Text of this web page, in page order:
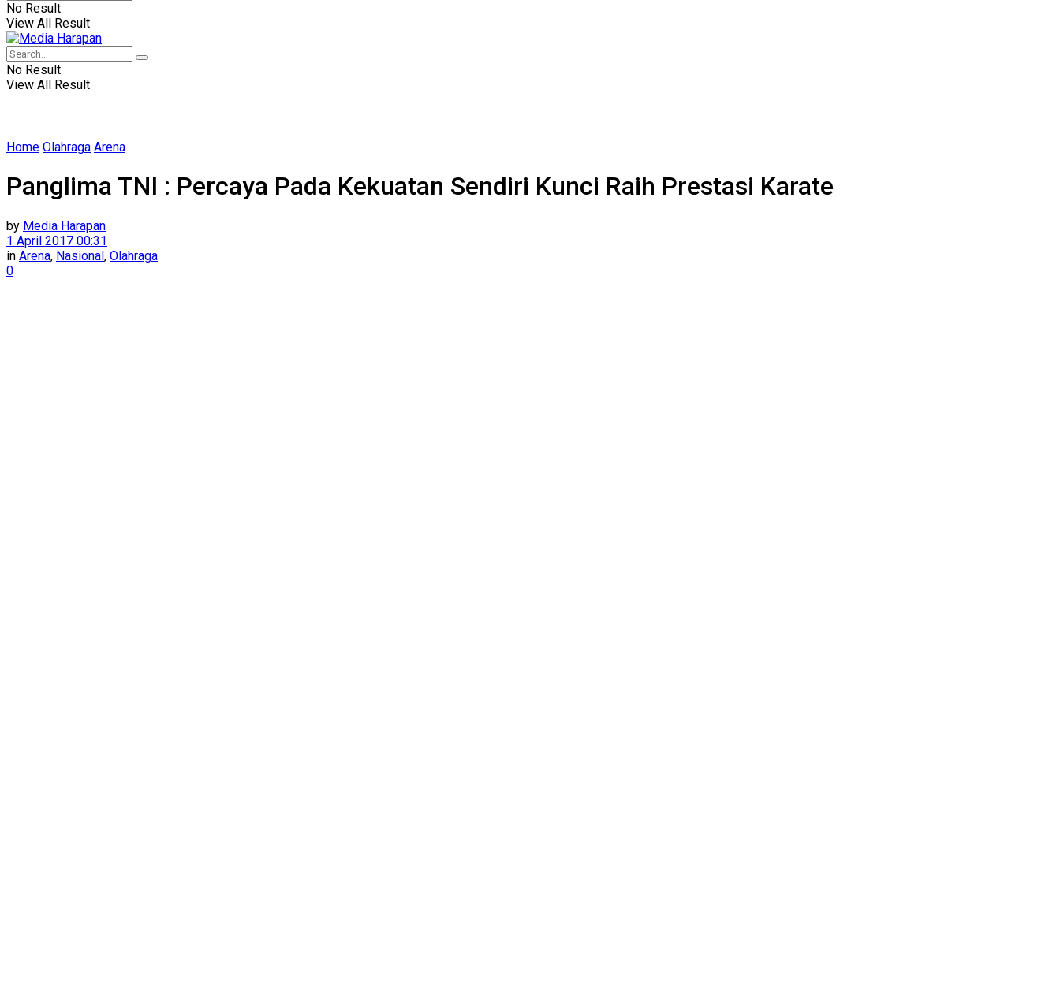
No Result
View All Result
No Result
View All Result
Home Olahraga Arena
Panglima TNI : Percaya Pada Kekuatan Sendiri Kunci Raih Prestasi Karate
by Media Harapan
1 April 2017 00:31
in Arena, Nasional, Olahraga
0